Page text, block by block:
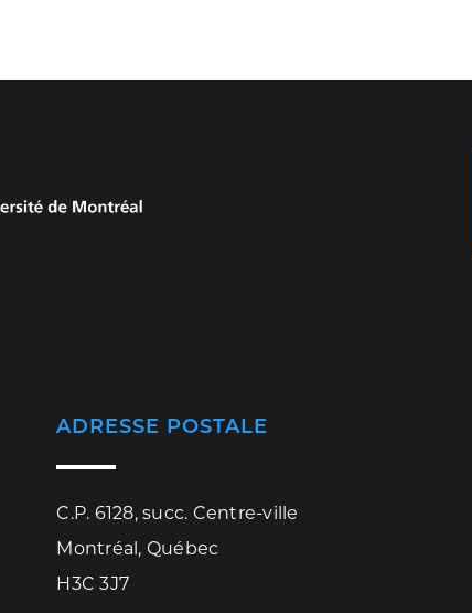
ADRESSE POSTALE
C.P. 6128, succ. Centre-ville
Montréal, Québec
H3C 3J7